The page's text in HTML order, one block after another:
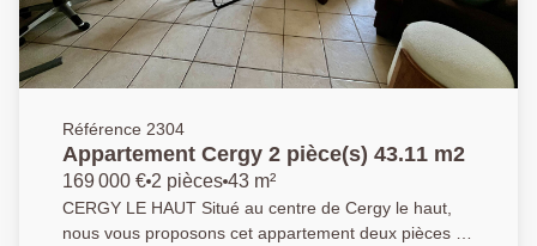
Référence 2304
Appartement Cergy 2 pièce(s) 43.11 m2
169 000 € 2 pièces 43 m²
CERGY LE HAUT Situé au centre de Cergy le haut,
nous vous proposons cet appartement deux pièces en